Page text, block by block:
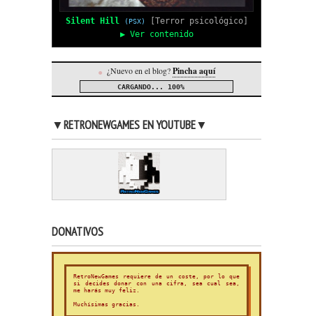
Silent Hill (PSX)
[Terror psicológico]
▶ Ver contenido
● ¿Nuevo en el blog?Pincha aquí
CARGANDO... 100%
▼RETRONEWGAMES EN YOUTUBE▼
DONATIVOS
RetroNewGames requiere de un coste, por lo que
si decides donar con una cifra, sea cual sea,
me harás muy feliz.
Muchísimas gracias.